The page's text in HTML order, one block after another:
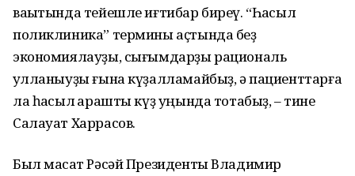
ваҡытында тейешле иғтибар биреү. “Һаҡсыл
поликлиника” термины аҫтында беҙ
экономиялауҙы, сығымдарҙы рациональ
ҡулланыуҙы ғына күҙалламайбыҙ, ә пациенттарға
ла һаҡсыл ҡарашты күҙ уңында тотабыҙ, – тине
Салауат Харрасов.
Был маҡсат Рәсәй Президенты Владимир